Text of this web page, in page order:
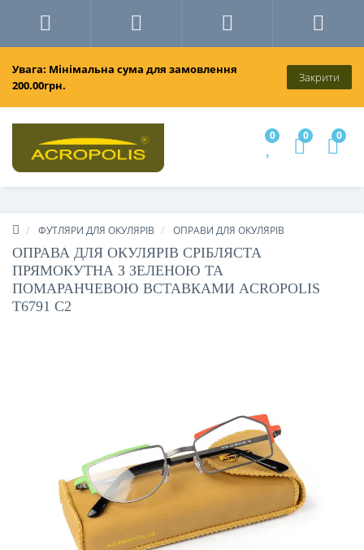
Увага: Мінімальна сума для замовлення
200.00грн.
Закрити
0 0 0
ФУТЛЯРИ ДЛЯ ОКУЛЯРІВ ОПРАВИ ДЛЯ ОКУЛЯРІВ
ОПРАВА ДЛЯ ОКУЛЯРІВ СРІБЛЯСТА
ПРЯМОКУТНА З ЗЕЛЕНОЮ ТА
ПОМАРАНЧЕВОЮ ВСТАВКАМИ ACROPOLIS
T6791 C2